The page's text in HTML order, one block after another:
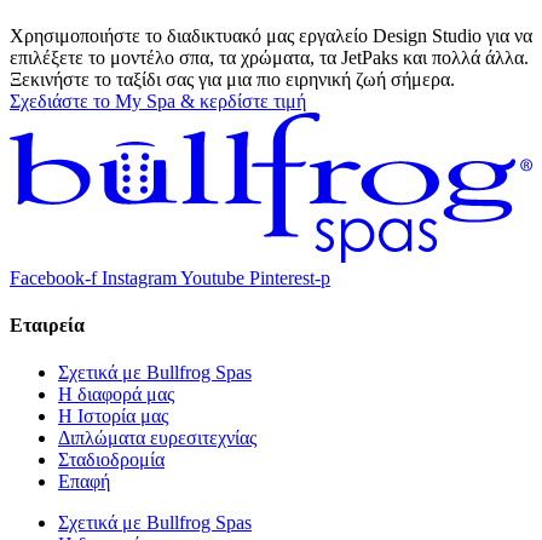
Χρησιμοποιήστε το διαδικτυακό μας εργαλείο Design Studio για να
επιλέξετε το μοντέλο σπα, τα χρώματα, τα JetPaks και πολλά άλλα.
Ξεκινήστε το ταξίδι σας για μια πιο ειρηνική ζωή σήμερα.
Σχεδιάστε το My Spa & κερδίστε τιμή
Facebook-f InstagramYoutube Pinterest-p
Εταιρεία
Σχετικά με Bullfrog Spas
Η διαφορά μας
Η Ιστορία μας
Διπλώματα ευρεσιτεχνίας
Σταδιοδρομία
Επαφή
Σχετικά με Bullfrog Spas